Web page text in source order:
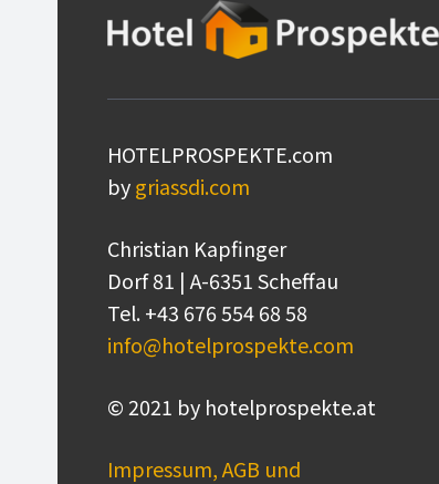
HOTELPROSPEKTE.com
bygriassdi.com
Christian Kapfinger
Dorf 81 | A-6351 Scheffau
Tel. +43 676 554 68 58
info@hotelprospekte.com
© 2021 by hotelprospekte.at
Impressum, AGB und